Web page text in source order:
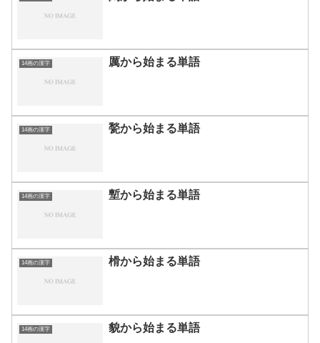
14画の漢字 厲から始まる単語
14画の漢字 甃から始まる単語
14画の漢字 塹から始まる単語
14画の漢字 榾から始まる単語
14画の漢字 貌から始まる単語